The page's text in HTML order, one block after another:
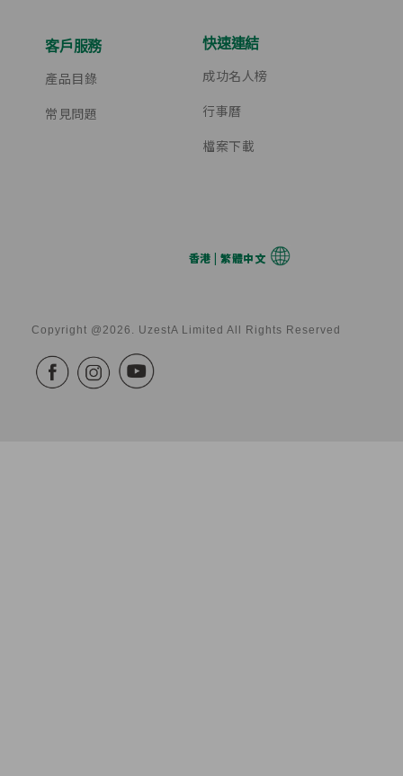
客戶服務
產品目錄
常見問題
快速連結
成功名人榜
行事曆
檔案下載
香港 | 繁體中文
Copyright @2026. UzestA Limited All Rights Reserved